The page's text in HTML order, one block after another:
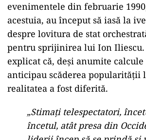
evenimentele din februarie
acestuia, au început să iasă la
despre lovitura de stat
pentru sprijinirea lui Ion Iliescu.
explicat că, deși anumite
anticipau scăderea popularității
realitatea a fost diferită.
„Stimați telespectatori,
încetul, atât presa din